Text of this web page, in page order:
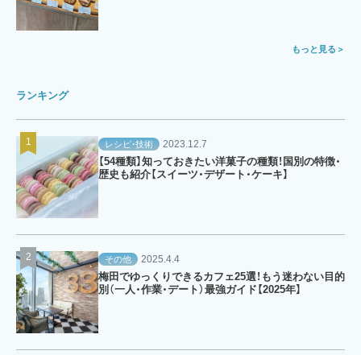
もっと見る
ランキング
レシピ・技術 2023.12.7
【54種類】知っておきたい洋菓子の種類！国別の特徴・
歴史も紹介【スイーツ・デザート・ケーキ】
その他 2025.4.4
梅田でゆっくりできるカフェ25選！もう迷わない目的
別（一人・作業・デート）最強ガイド【2025年】